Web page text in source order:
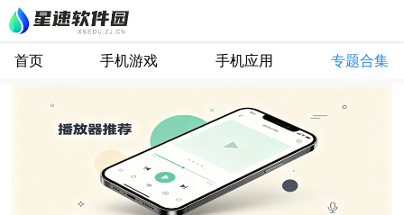
首页 手机游戏 手机应用 专题合集